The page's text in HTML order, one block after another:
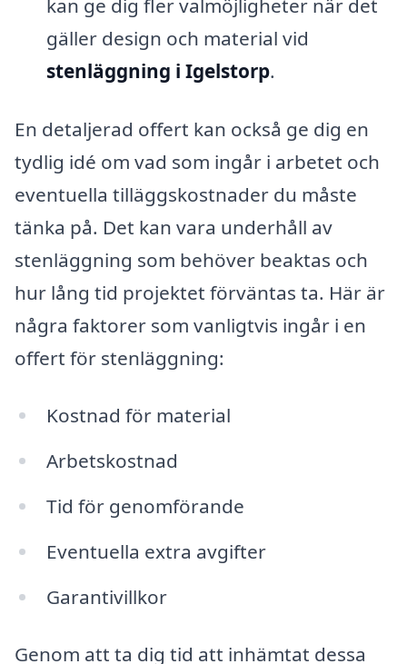
kan ge dig fler valmöjligheter när det
gäller design och material vid
stenläggning i Igelstorp.
En detaljerad offert kan också ge dig en
tydlig idé om vad som ingår i arbetet och
eventuella tilläggskostnader du måste
tänka på. Det kan vara underhåll av
stenläggning som behöver beaktas och
hur lång tid projektet förväntas ta. Här är
några faktorer som vanligtvis ingår i en
offert för stenläggning:
Kostnad för material
Arbetskostnad
Tid för genomförande
Eventuella extra avgifter
Garantivillkor
Genom att ta dig tid att inhämtat dessa